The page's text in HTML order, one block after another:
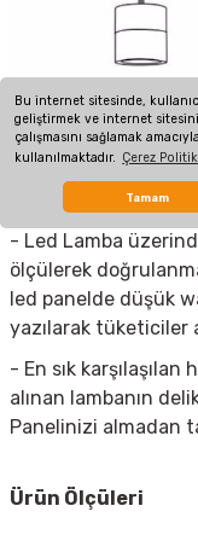
Bu internet sitesinde,
geliştirmek ve internet
çalışmasını sağlamak
kullanılmaktadır. Çerez
Tamam
Led Spot Armatür
- Led Lamba
ölçülerek
led panelde düşük
yazılarak tüketiciler
- En sık
alınan lambanın
Panelinizi almadan
Ürün Ölçüleri